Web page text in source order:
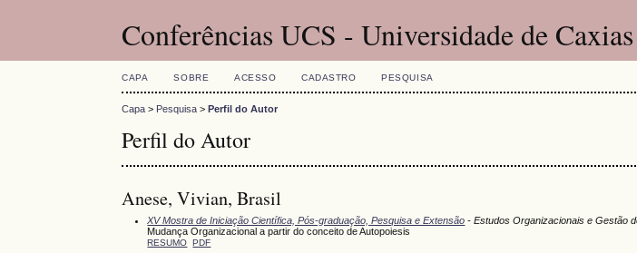
Conferências UCS - Universidade de
CAPA SOBRE ACESSO CADASTRO PESQUISA
Capa > Pesquisa >Perfil do Autor
Perfil do Autor
Anese, Vivian, Brasil
XV Mostra de Iniciação Científica, Pós-graduação, Pesquisa e Extensão - Estudos Organizacionais e Gestão
Mudança Organizacional a partir do conceito de Autopoiesis
RESUMO PDF